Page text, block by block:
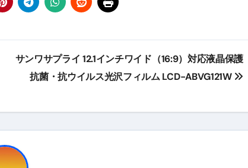
サンワサプライ 12.1インチワイド（16:9）対応液晶保護
抗菌・抗ウイルス光沢フィルム LCD-ABVG121W